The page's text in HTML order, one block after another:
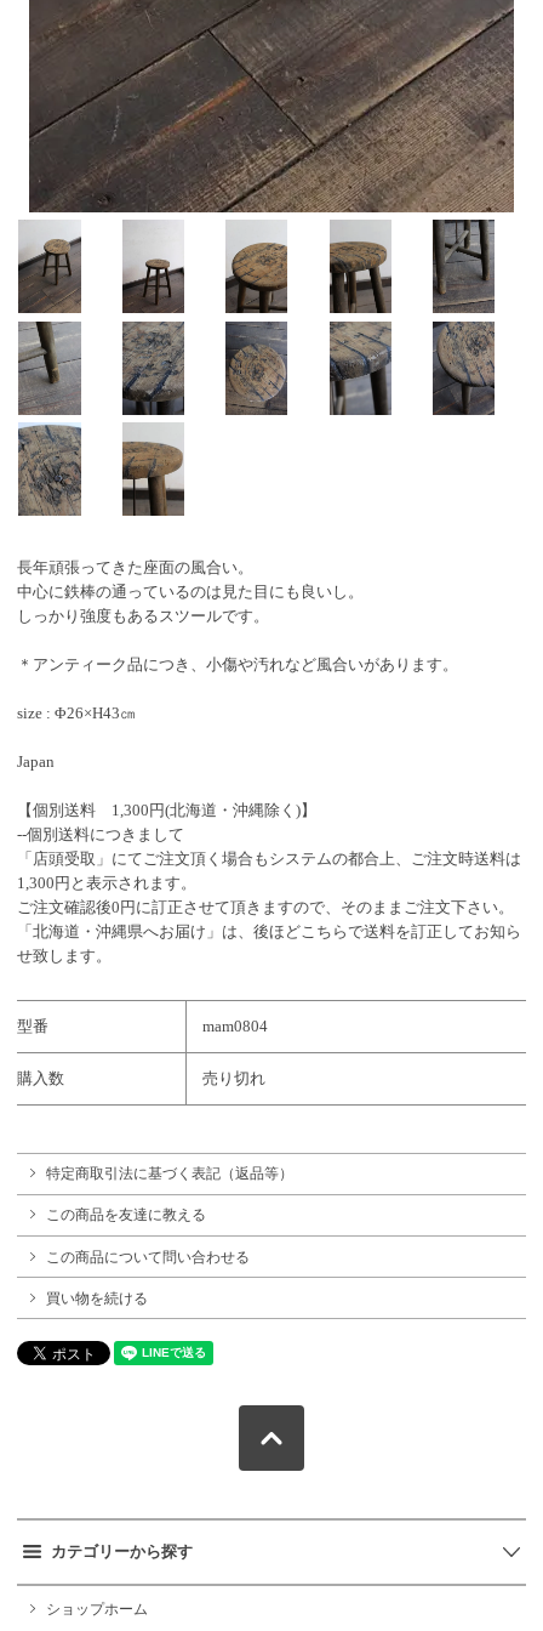
長年頑張ってきた座面の風合い。
中心に鉄棒の通っているのは見た目にも良いし。
しっかり強度もあるスツールです。
＊アンティーク品につき、小傷や汚れなど風合いがあります。
size : Φ26×H43㎝
Japan
【個別送料 1,300円(北海道・沖縄除く)】
--個別送料につきまして
「店頭受取」にてご注文頂く場合もシステムの都合上、ご注文時送料は
1,300円と表示されます。
ご注文確認後0円に訂正させて頂きますので、そのままご注文下さい。
「北海道・沖縄県へお届け」は、後ほどこちらで送料を訂正してお知ら
せ致します。
型番 mam0804
購入数 売り切れ
特定商取引法に基づく表記（返品等）
この商品を友達に教える
この商品について問い合わせる
買い物を続ける
カテゴリーから探す
ショップホーム